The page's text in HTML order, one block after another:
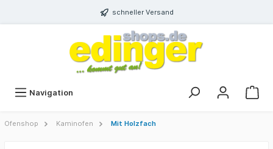
schneller Versand
Navigation
Ofenshop Kaminofen Mit Holzfach